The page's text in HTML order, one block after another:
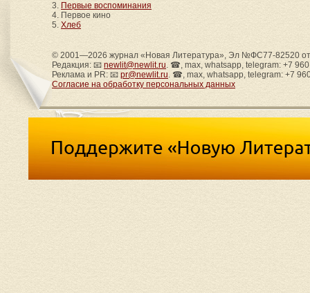
3. Первые воспоминания
4. Первое кино
5. Хлеб
© 2001—2026 журнал «Новая Литература», Эл №ФС77-82520
Редакция: 📧 newlit@newlit.ru. ☎, max, whatsapp, telegram: +7
Реклама и PR: 📧 pr@newlit.ru. ☎, max, whatsapp, telegram: +7
Согласие на обработку персональных данных